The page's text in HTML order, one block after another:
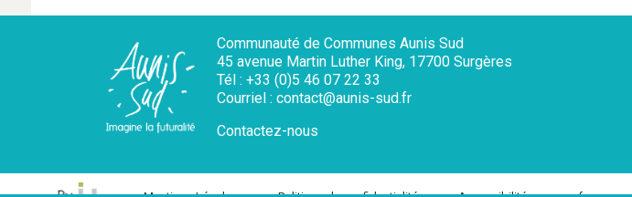
Communauté de Communes Aunis Sud
45 avenue Martin Luther King, 17700 Surgères
Tél : +33 (0)5 46 07 22 33
Courriel : contact@aunis-sud.fr
Contactez-nous